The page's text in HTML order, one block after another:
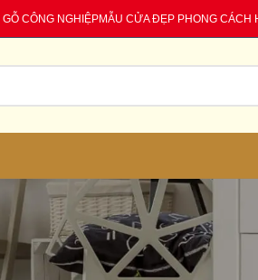
GỖ CÔNG NGHIỆPMẪU CỬA ĐẸP PHONG CÁCH